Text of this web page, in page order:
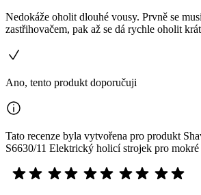
Nedokáže oholit dlouhé vousy. Prvně se
zastřihovačem, pak až se dá rychle oholit
Ano, tento produkt doporučuji
Tato recenze byla vytvořena pro produkt
S6630/11 Elektrický holicí strojek pro mokré